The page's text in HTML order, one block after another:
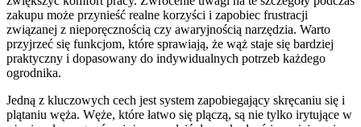
zakupu może przynieść realne korzyści i zapobiec frustracji
związanej z nieporęcznością czy awaryjnością narzędzia. Warto
przyjrzeć się funkcjom, które sprawiają, że wąż staje się bardziej
praktyczny i dopasowany do indywidualnych potrzeb każdego
ogrodnika.
Jedną z kluczowych cech jest system zapobiegający skręcaniu się i
plątaniu węża. Węże, które łatwo się plączą, są nie tylko irytujące w